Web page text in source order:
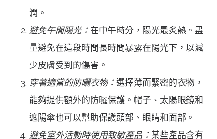
潤。
避免午間陽光： 在中午時分，陽光最炙熱。盡
量避免在這段時間長時間暴露在陽光下，以減
少皮膚受到的傷害。
穿著適當的防曬衣物： 選擇薄而緊密的衣物，
能夠提供額外的防曬保護。帽子、太陽眼鏡和
遮陽傘也可以幫助保護頭部、眼睛和面部。
避免室外活動時使用致敏產品： 某些產品含有